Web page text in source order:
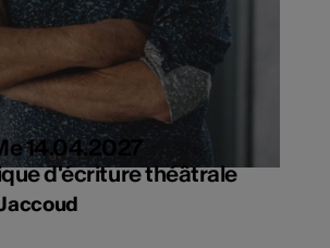
14.04.2027
d'écriture théâtrale